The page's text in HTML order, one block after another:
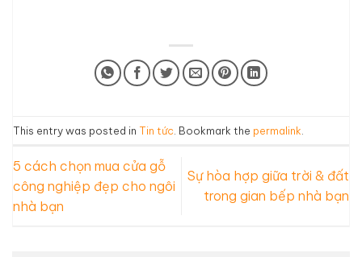
This entry was posted in Tin tức . Bookmark the permalink
5 cách chọn mua cửa gỗ
công nghiệp đẹp cho ngôi
nhà bạn
Sự hòa hợp giữa trời & đất
trong gian bếp nhà bạn